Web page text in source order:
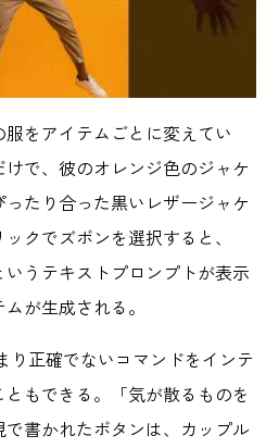
をアイテムごとに変えてい
で、彼のオレンジ色のジャケ
たり合った黒いレザージャケ
クでズボンを選択すると、
いうテキストプロンプトが表示
が生成される。
り正確でないコマンドをインテ
もできる。「気が散るものを
書かれたボタンは、カップル